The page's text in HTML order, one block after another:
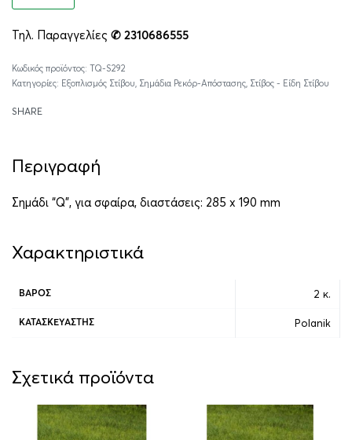
Τηλ. Παραγγελίες ✆ 2310686555
TQ-S292
Κατηγορίες: Εξοπλισμός Στίβου Σημάδια Ρεκόρ-Απόστασης Στίβος - Είδη Στίβου
SHARE
Περιγραφή
Σημάδι “Q”, για σφαίρα, διαστάσεις: 285 x 190 mm
Χαρακτηριστικά
ΒΆΡΟΣ 2 κ.
ΚΑΤΑΣΚΕΥΑΣΤΉΣ Polanik
Σχετικά προϊόντα